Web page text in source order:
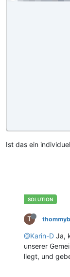
Ist das ein
T thommyb
@Karin-DJa,
unserer
liegt, und